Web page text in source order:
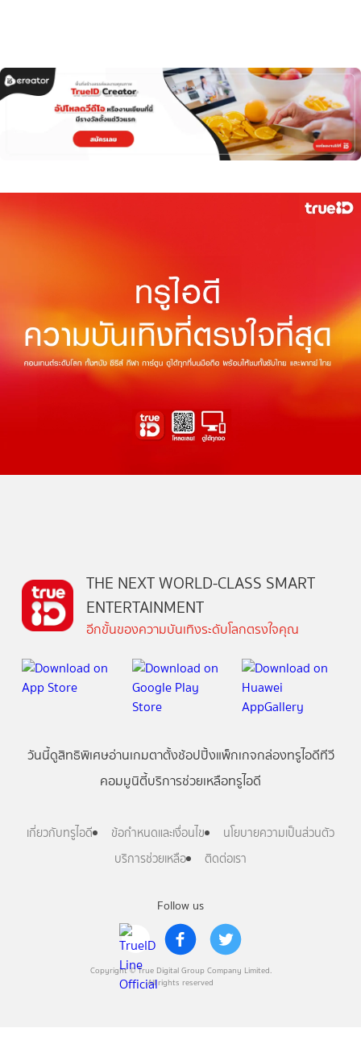
Follow us
Copyright © True Digital Group Company Limited.
All rights reserved
THE NEXT WORLD-CLASS SMART
ENTERTAINMENT
อีกขั้นของความบันเทิงระดับโลกตรงใจคุณ
วันนี้ดูสิทธิพิเศษอ่านเกมตาตั้งช้อปปิ้งแพ็กเกจกล่องทรูไอดีทีวี
คอมมูนิตี้บริการช่วยเหลือทรูไอดี
เกี่ยวกับทรูไอดี ข้อกำหนดและเงื่อนไข
นโยบายความเป็นส่วนตัว
บริการช่วยเหลือ
ติดต่อเรา